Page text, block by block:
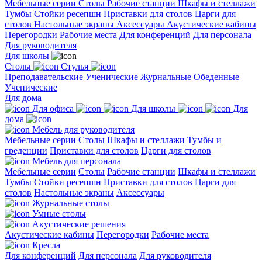
Мебельные серии Столы Рабочие станции Шкафы и стеллажи
Тумбы Стойки ресепшн Приставки для столов Царги для
столов Настольные экраны Аксессуары Акустические кабины
Перегородки Рабочие места Для конференций Для персонала
Для руководителя
Для школы
Столы
Стулья
Преподавательские Ученические Журнальные Обеденные
Ученические
Для дома
Для офиса
Для школы
Для
дома
Мебель для руководителя
Мебельные серии Столы Шкафы и стеллажи Тумбы и
греденции Приставки для столов Царги для столов
Мебель для персонала
Мебельные серии Столы Рабочие станции Шкафы и стеллажи
Тумбы Стойки ресепшн Приставки для столов Царги для
столов Настольные экраны Аксессуары
Журнальные столы
Умные столы
Акустические решения
Акустические кабины Перегородки Рабочие места
Кресла
Для конференций Для персонала Для руководителя